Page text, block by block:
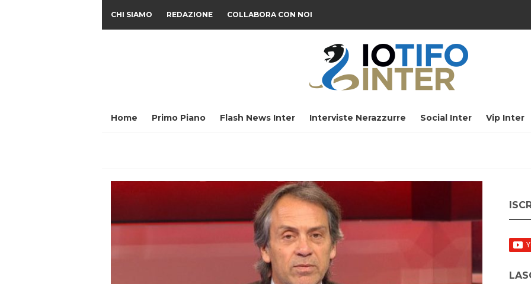
CHI SIAMO REDAZIONE COLLABORA CON NOI
Home Primo Piano Flash News Inter Interviste Nerazzurre Social Inter Vip Inter